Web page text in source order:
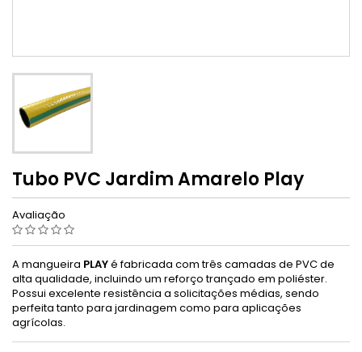
Tubo PVC Jardim Amarelo Play
Avaliação
A mangueira PLAYé fabricada com três camadas de PVC de
alta qualidade, incluindo um reforço trançado em poliéster.
Possui excelente resistência a solicitações médias, sendo
perfeita tanto para jardinagem como para aplicações
agrícolas.